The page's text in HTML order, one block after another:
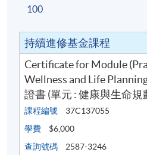
100
持續進修基金課程
Certificate for Module
Wellness and Life
證書 (單元 : 健康與生命
課程編號
37C137055
學費
$6,000
查詢號碼
2587-3246